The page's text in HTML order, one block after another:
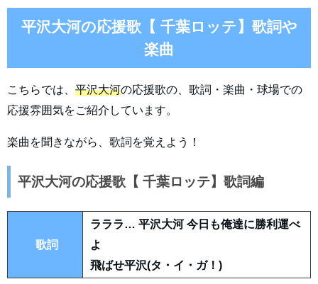
平沢大河の応援歌【 千葉ロッテ】歌詞や
楽曲
こちらでは、 平沢大河の応援歌の、歌詞・楽曲・球場での
応援雰囲気をご紹介しています。
楽曲を聞きながら、歌詞を覚えよう！
平沢大河の応援歌【 千葉ロッテ】歌詞編
歌詞
ラララ… 平沢大河 今日も俺達に勝利運べ
よ
飛ばせ平沢(タ・イ・ガ！)